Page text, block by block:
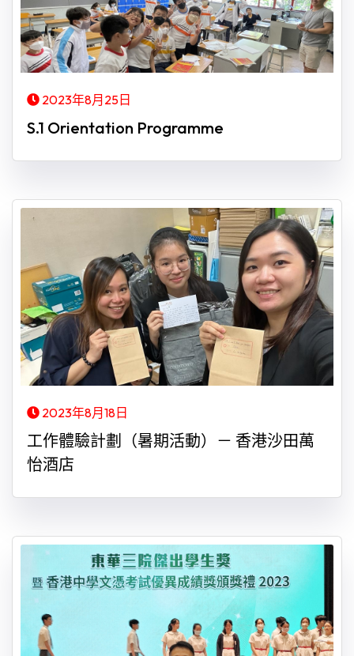
2023年8月25日
S.1 Orientation Programme
2023年8月18日
工作體驗計劃（暑期活動）－ 香港沙田萬
怡酒店